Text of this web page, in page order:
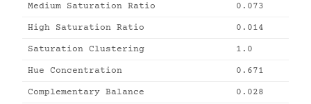
Medium Saturation Ratio 0.073
High Saturation Ratio 0.014
Saturation Clustering 1.0
Hue Concentration 0.671
Complementary Balance 0.028